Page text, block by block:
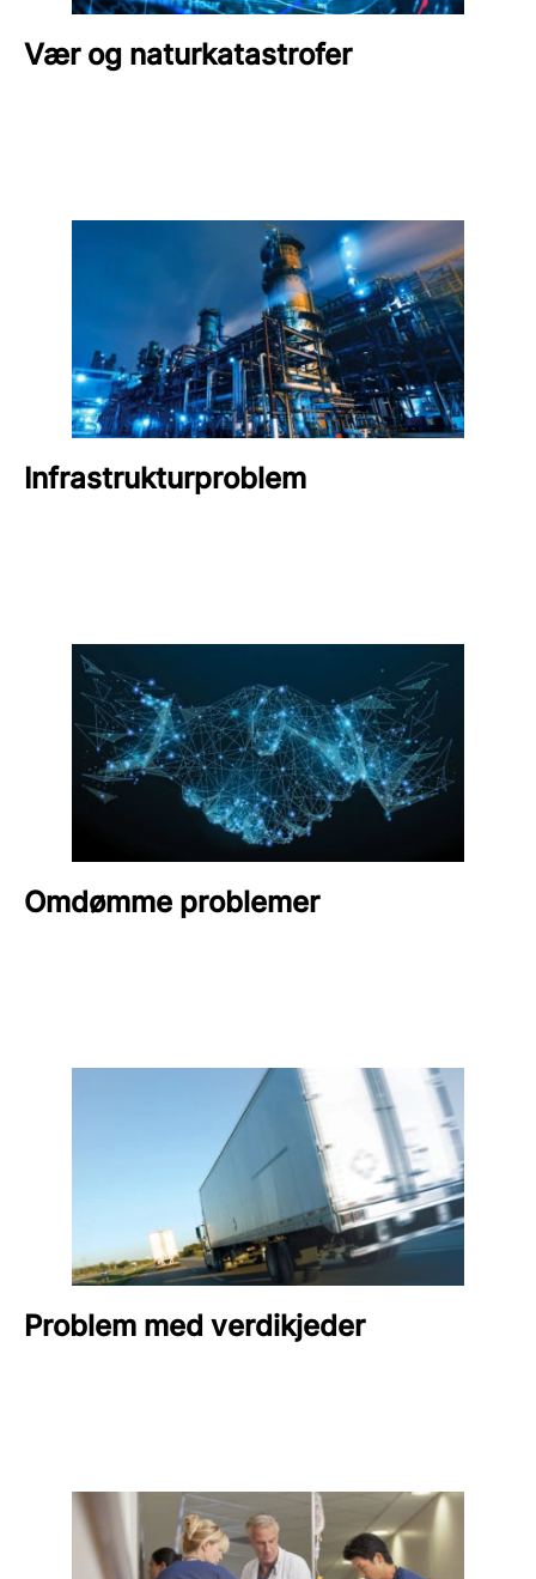
Vær og naturkatastrofer
Infrastrukturproblem
Omdømme problemer
Problem med verdikjeder